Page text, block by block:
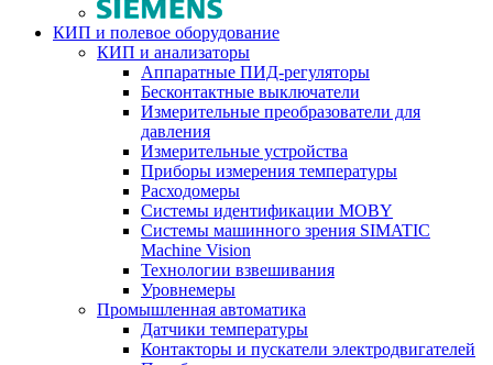
КИП и полевое оборудование
КИП и анализаторы
Аппаратные ПИД-регуляторы
Бесконтактные выключатели
Измерительные преобразователи для
давления
Измерительные устройства
Приборы измерения температуры
Расходомеры
Системы идентификации MOBY
Системы машинного зрения SIMATIC
Machine Vision
Технологии взвешивания
Уровнемеры
Промышленная автоматика
Датчики температуры
Контакторы и пускатели электродвигателей